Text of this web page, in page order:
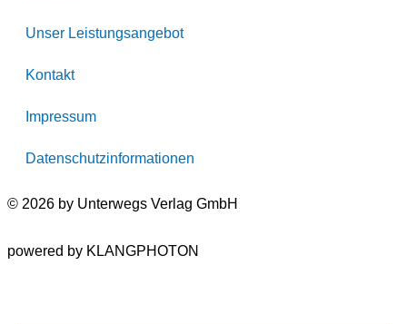
Unser Leistungsangebot
Kontakt
Impressum
Datenschutzinformationen
© 2026 by Unterwegs Verlag GmbH
powered by KLANGPHOTON